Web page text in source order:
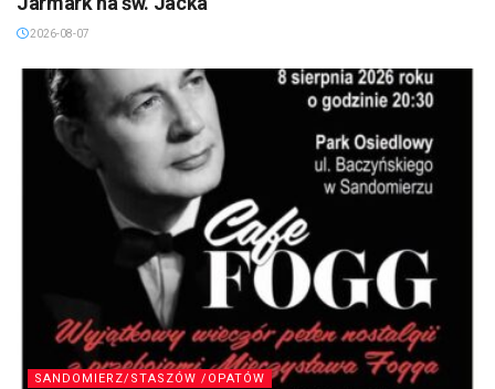
2026-08-07
SANDOMIERZ/STASZÓW /OPATÓW